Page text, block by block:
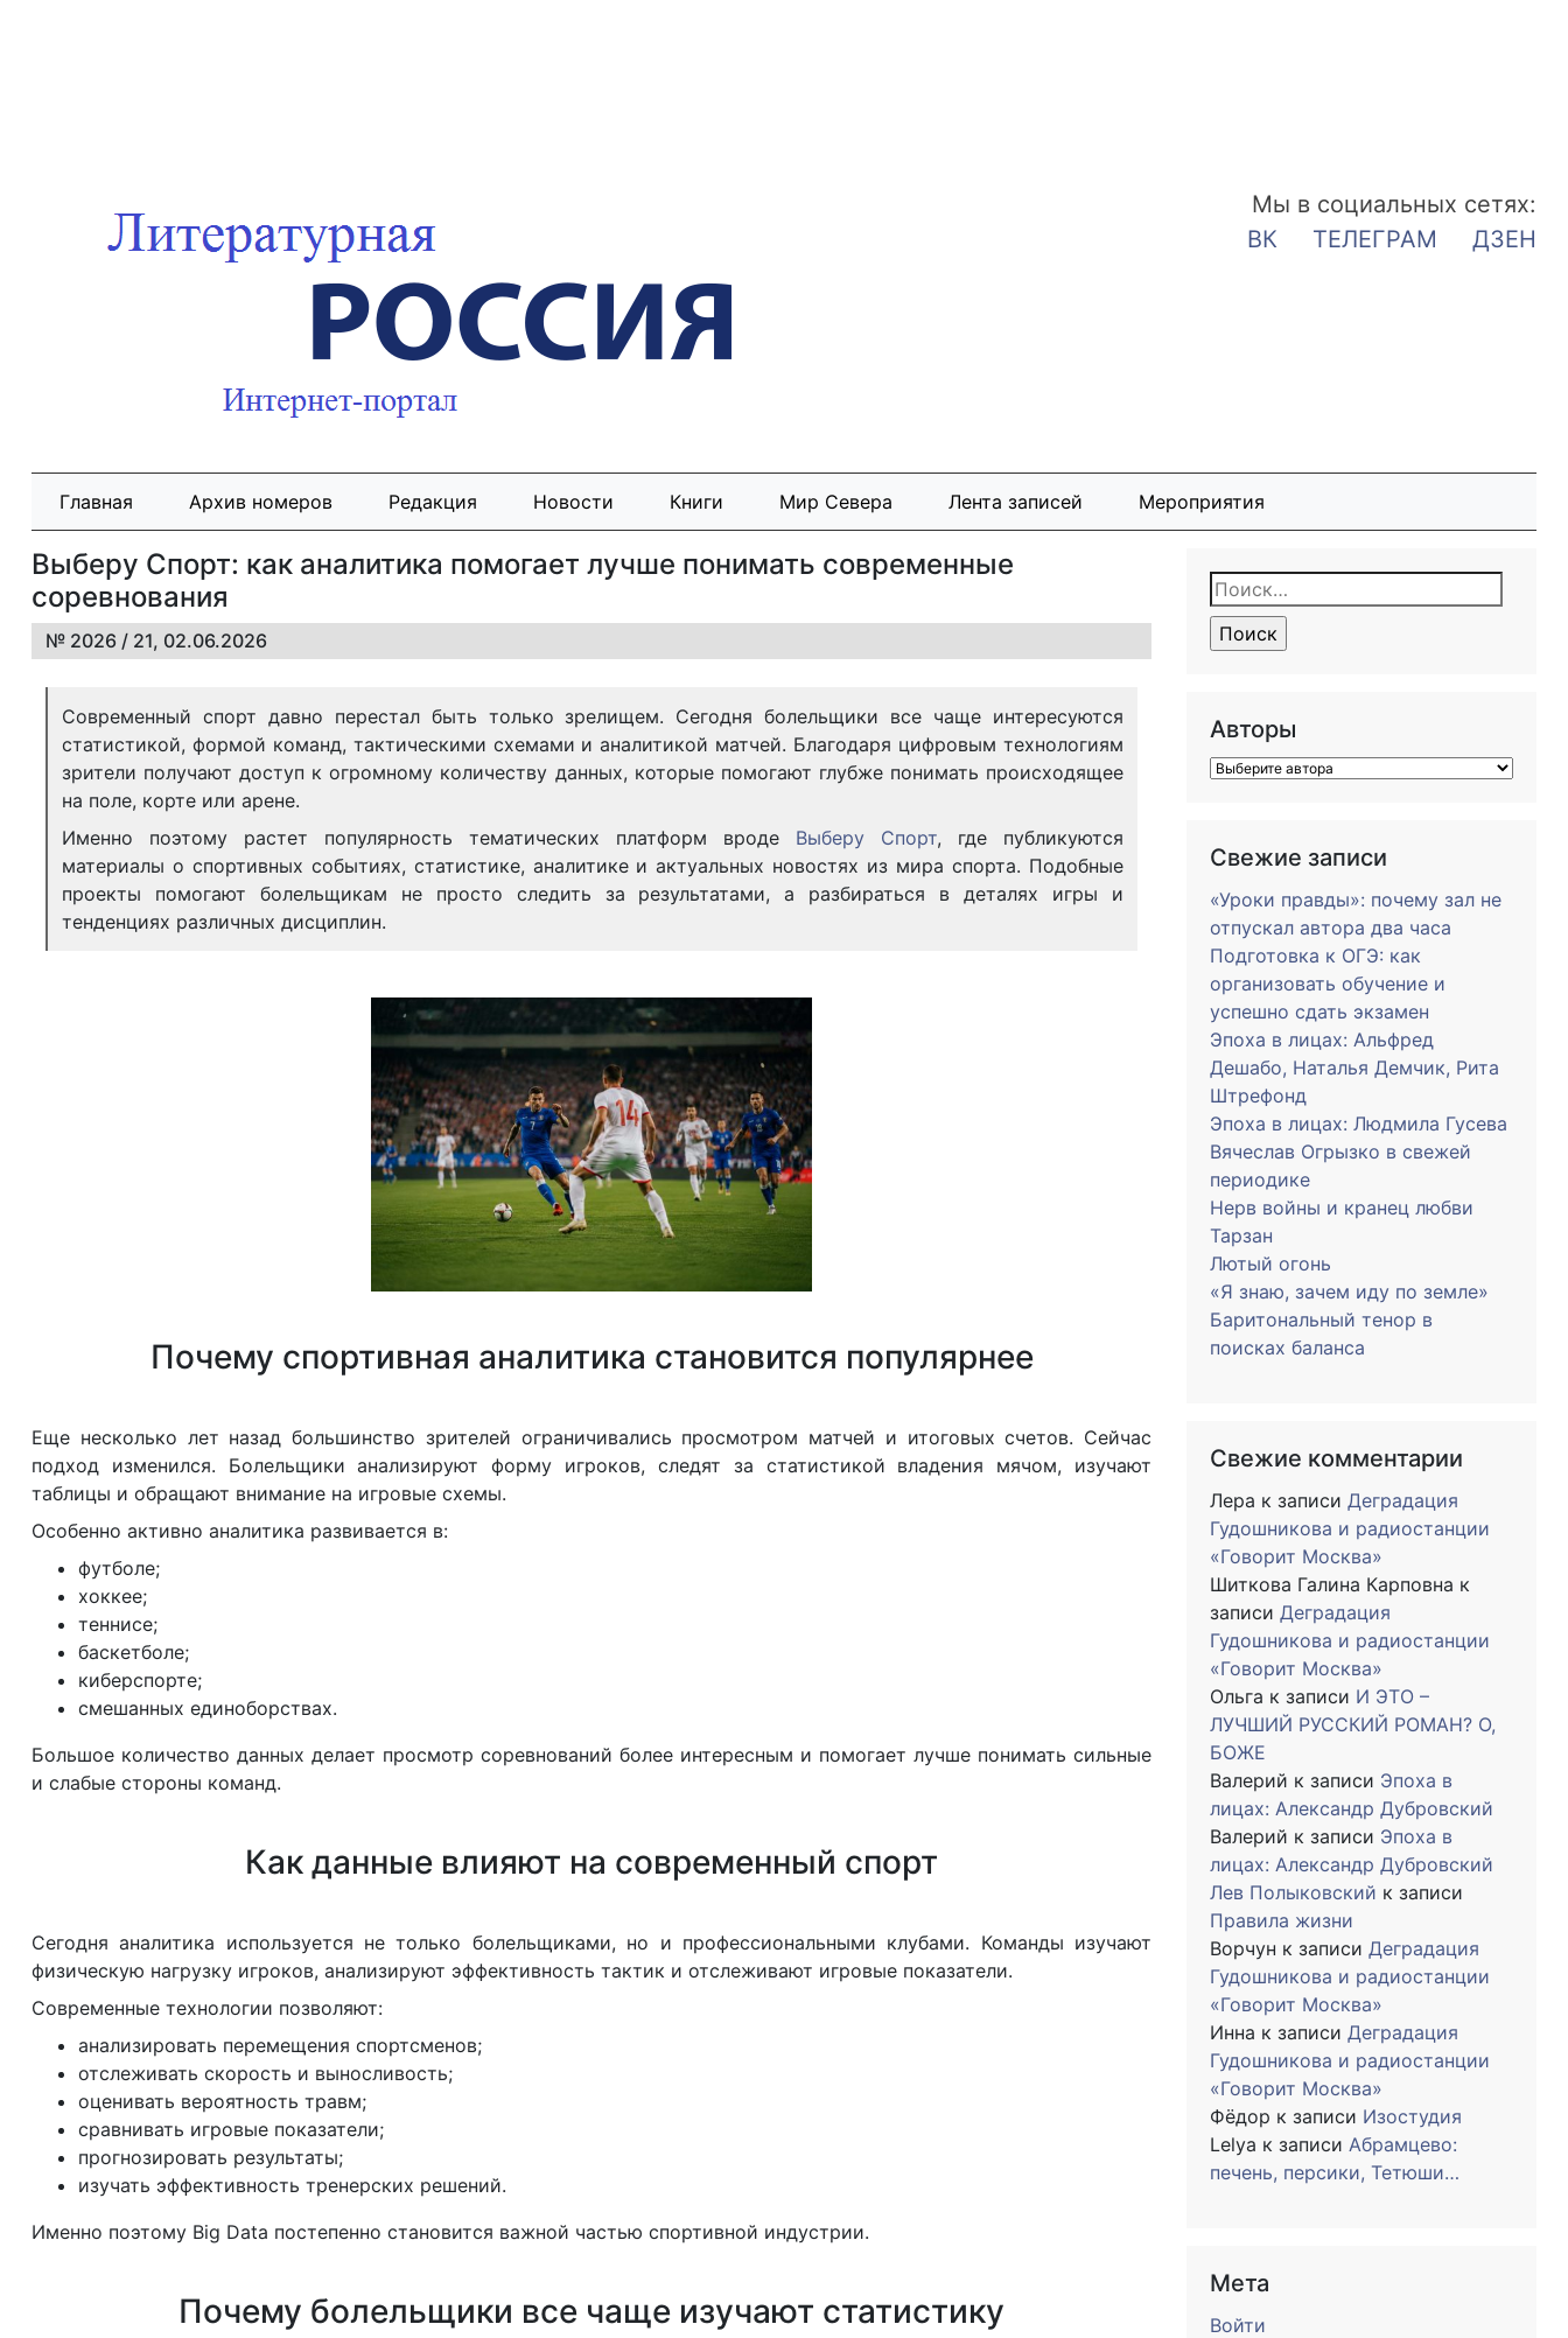
Мы в социальных сетях:
ВК
ТЕЛЕГРАМ ДЗЕН
Главная Архив номеров Редакция Новости Книги Мир Севера Лента записей Мероприятия
Выберу Спорт: как аналитика помогает лучше понимать современные
соревнования
№ 2026 / 21, 02.06.2026
Современный спорт давно перестал быть только зрелищем. Сегодня болельщики все чаще интересуются
статистикой, формой команд, тактическими схемами и аналитикой матчей. Благодаря цифровым технологиям
зрители получают доступ к огромному количеству данных, которые помогают глубже понимать происходящее
на поле, корте или арене.
Именно поэтому растет популярность тематических платформ вроде Выберу Спорт, где публикуются
материалы о спортивных событиях, статистике, аналитике и актуальных новостях из мира спорта. Подобные
проекты помогают болельщикам не просто следить за результатами, а разбираться в деталях игры и
тенденциях различных дисциплин.
Почему спортивная аналитика становится популярнее
Еще несколько лет назад большинство зрителей ограничивались просмотром матчей и итоговых счетов. Сейчас
подход изменился. Болельщики анализируют форму игроков, следят за статистикой владения мячом, изучают
таблицы и обращают внимание на игровые схемы.
Особенно активно аналитика развивается в:
футболе;
хоккее;
теннисе;
баскетболе;
киберспорте;
смешанных единоборствах.
Большое количество данных делает просмотр соревнований более интересным и помогает лучше понимать сильные
и слабые стороны команд.
Как данные влияют на современный спорт
Сегодня аналитика используется не только болельщиками, но и профессиональными клубами. Команды изучают
физическую нагрузку игроков, анализируют эффективность тактик и отслеживают игровые показатели.
Современные технологии позволяют:
анализировать перемещения спортсменов;
отслеживать скорость и выносливость;
оценивать вероятность травм;
сравнивать игровые показатели;
прогнозировать результаты;
изучать эффективность тренерских решений.
Именно поэтому Big Data постепенно становится важной частью спортивной индустрии.
Почему болельщики все чаще изучают статистику
Найти:
Авторы
Свежие записи
«Уроки правды»: почему зал не
отпускал автора два часа
Подготовка к ОГЭ: как
организовать обучение и
успешно сдать экзамен
Эпоха в лицах: Альфред
Дешабо, Наталья Демчик, Рита
Штрефонд
Эпоха в лицах: Людмила Гусева
Вячеслав Огрызко в свежей
периодике
Нерв войны и кранец любви
Тарзан
Лютый огонь
«Я знаю, зачем иду по земле»
Баритональный тенор в
поисках баланса
Свежие комментарии
Лера к записи Деградация
Гудошникова и радиостанции
«Говорит Москва»
Шиткова Галина Карповна к
записи Деградация
Гудошникова и радиостанции
«Говорит Москва»
Ольга к записи И ЭТО –
ЛУЧШИЙ РУССКИЙ РОМАН? О,
БОЖЕ
Валерий к записи Эпоха в
лицах: Александр Дубровский
Валерий к записи Эпоха в
лицах: Александр Дубровский
Лев Полыковский к записи
Правила жизни
Ворчун к записи Деградация
Гудошникова и радиостанции
«Говорит Москва»
Инна к записи Деградация
Гудошникова и радиостанции
«Говорит Москва»
Фёдор к записи Изостудия
Lelya к записи Абрамцево:
печень, персики, Тетюши…
Мета
Войти